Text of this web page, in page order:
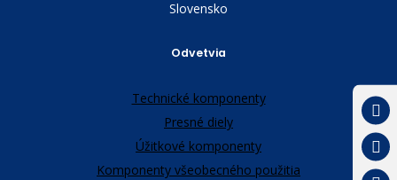
Slovensko
Odvetvia
Technické komponenty
Presné diely
Úžitkové komponenty
Komponenty všeobecného použitia